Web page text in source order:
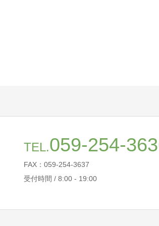
TEL.059-254-
FAX：059-254-3637
受付時間 / 8:00 - 19:00